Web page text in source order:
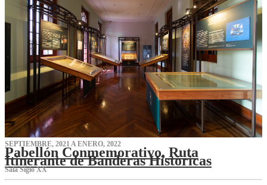
SEPTIEMBRE, 2021 A ENERO, 2022
Pabellón Conmemorativo, Ruta
Itinerante de Banderas Históricas
Sala Siglo XX